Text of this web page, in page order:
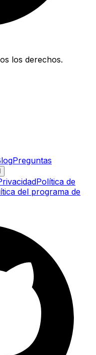
los derechos.
Preguntas
Política de
del programa de